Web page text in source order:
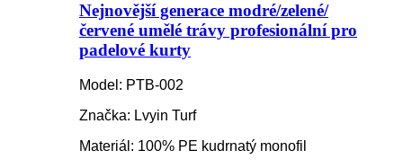
Nejnovější generace modré/zelené/
červené umělé trávy profesionální pro
padelové kurty
Model: PTB-002
Značka: Lvyin Turf
Materiál: 100% PE kudrnatý monofil